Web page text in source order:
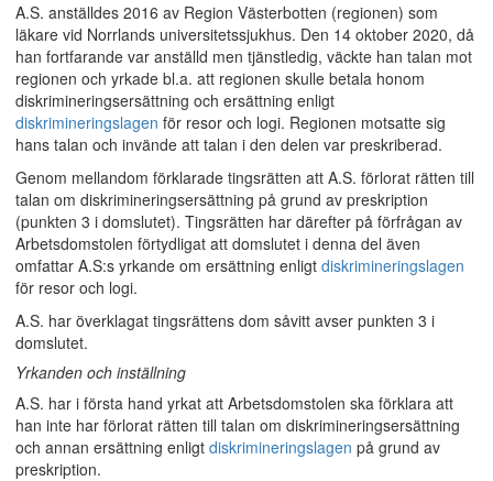
A.S. anställdes 2016 av Region Västerbotten (regionen) som
läkare vid Norrlands universitetssjukhus. Den 14 oktober 2020, då
han fortfarande var anställd men tjänstledig, väckte han talan mot
regionen och yrkade bl.a. att regionen skulle betala honom
diskrimineringsersättning och ersättning enligt
diskrimineringslagen för resor och logi. Regionen motsatte sig
hans talan och invände att talan i den delen var preskriberad.
Genom mellandom förklarade tingsrätten att A.S. förlorat rätten till
talan om diskrimineringsersättning på grund av preskription
(punkten 3 i domslutet). Tingsrätten har därefter på förfrågan av
Arbetsdomstolen förtydligat att domslutet i denna del även
omfattar A.S:s yrkande om ersättning enligt diskrimineringslagen
för resor och logi.
A.S. har överklagat tingsrättens dom såvitt avser punkten 3 i
domslutet.
Yrkanden och inställning
A.S. har i första hand yrkat att Arbetsdomstolen ska förklara att
han inte har förlorat rätten till talan om diskrimineringsersättning
och annan ersättning enligt diskrimineringslagen på grund av
preskription.